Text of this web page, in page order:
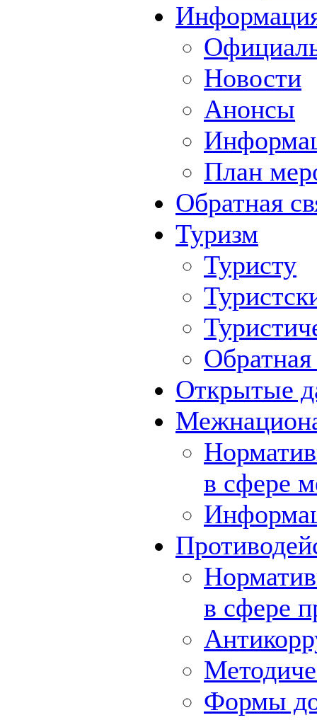
Новости
Анонсы
План
Обратная
Туризм
Туристу
Обратная
Открытые
в сфере
в сфере
Формы